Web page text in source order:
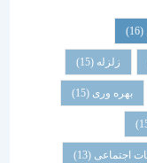
وری(15)
(13)